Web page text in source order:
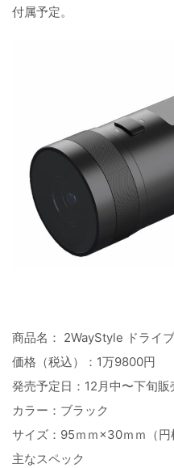
付属予定。
商品名： 2WayStyle ドライ
価格（税込）：1万9800円
発売予定日：12月中〜下旬販
カラー：ブラック
サイズ：95ｍｍ×30ｍｍ（円
主なスペック